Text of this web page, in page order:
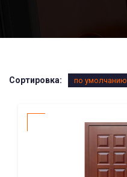
Сортировка: по умолчанию